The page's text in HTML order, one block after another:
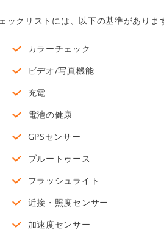
クリストには、以下の基準がありま
カラーチェック
ビデオ/写真機能
充電
電池の健康
GPSセンサー
ブルートゥース
フラッシュライト
近接・照度センサー
加速度センサー